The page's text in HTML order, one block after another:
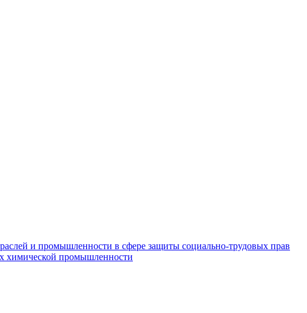
и промышленности в сфере защиты социально-трудовых прав
химической промышленности